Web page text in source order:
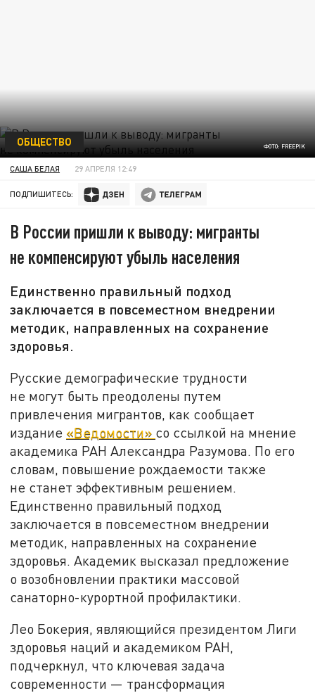
ФОТО: FREEPIK
ОБЩЕСТВО
САША БЕЛАЯ 29 АПРЕЛЯ 12:49
ПОДПИШИТЕСЬ:
В России пришли к выводу: мигранты
не компенсируют убыль населения
Единственно правильный подход
заключается в повсеместном внедрении
методик, направленных на сохранение
здоровья.
Русские демографические трудности
не могут быть преодолены путем
привлечения мигрантов, как сообщает
издание «Ведомости» со ссылкой на мнение
академика РАН Александра Разумова. По его
словам, повышение рождаемости также
не станет эффективным решением.
Единственно правильный подход
заключается в повсеместном внедрении
методик, направленных на сохранение
здоровья. Академик высказал предложение
о возобновлении практики массовой
санаторно-курортной профилактики.
Лео Бокерия, являющийся президентом Лиги
здоровья наций и академиком РАН,
подчеркнул, что ключевая задача
современности — трансформация